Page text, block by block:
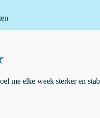
me elke week sterker en